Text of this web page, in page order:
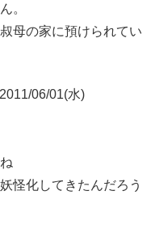
。
母の家に預けられてい
06/01(水)
怪化してきたんだろう